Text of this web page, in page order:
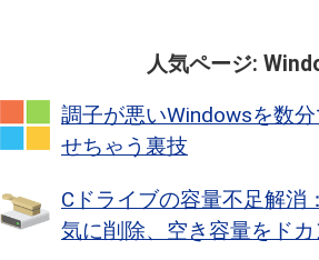
人気ページ:
調子が悪いWindowsを数
せちゃう裏技
Cドライブの容量不足解消
気に削除、空き容量をド